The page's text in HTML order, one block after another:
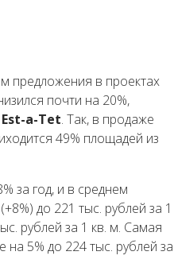
предложения в проектах
почти на 20%,
a-Tet. Так, в продаже
49% площадей из
за год, и в среднем
до 221 тыс. рублей за 1
рублей за 1 кв. м. Самая
5% до 224 тыс. рублей за